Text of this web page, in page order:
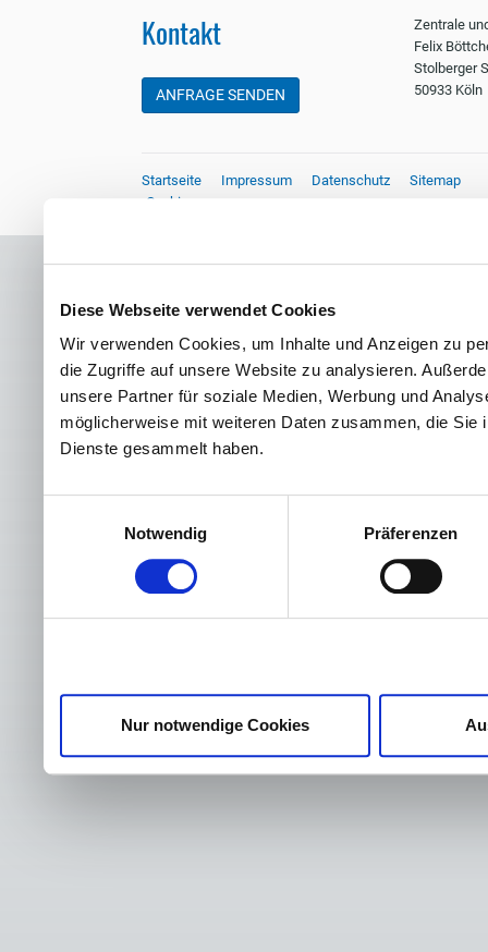
Diese Webseite verwendet Cookies
Wir verwenden Cookies, um Inhalte und Anzeigen zu
die Zugriffe auf unsere Website zu analysieren.
unsere Partner für soziale Medien, Werbung und
möglicherweise mit weiteren Daten zusammen, die
Dienste gesammelt haben.
Notwendig
Präferenzen
Nur notwendige Cookies
Kontakt
ANFRAGE SENDEN
Zentrale
Felix
Stolberger
50933 Köln
Startseite Impressum Datenschutz
Sitemap
Cookies